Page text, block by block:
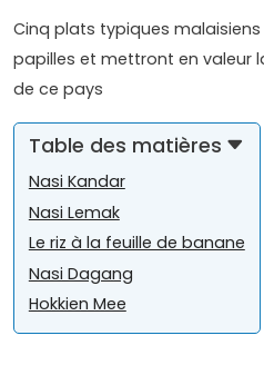
Cinq plats typiques
papilles et mettront en valeur
de ce pays
Table des matières
Nasi Kandar
Nasi Lemak
Le riz à la feuille de banane
Nasi Dagang
Hokkien Mee